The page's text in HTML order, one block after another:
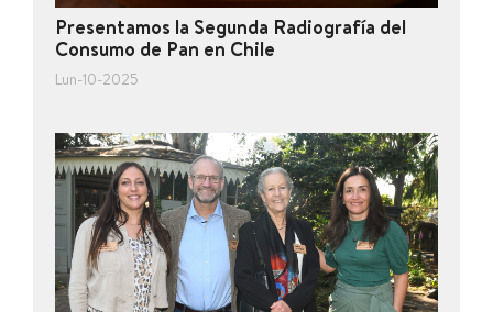
Presentamos la Segunda Radiografía del
Consumo de Pan en Chile
Lun-10-2025